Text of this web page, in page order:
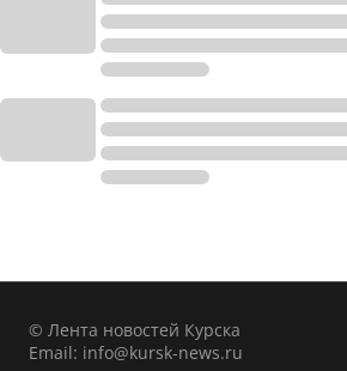
© Лента новостей Курска
Email: info@kursk-news.ru